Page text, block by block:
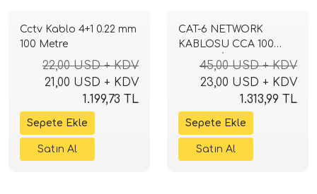
Cctv Kablo 4+1 0.22 mm
100 Metre
22,00 USD + KDV
21,00 USD + KDV
1.199,73 TL
CAT-6 NETWORK
KABLOSU CCA 100
METRELİK TOP
45,00 USD + KDV
23,00 USD + KDV
1.313,99 TL